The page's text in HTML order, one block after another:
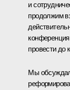
и
продолжим
провести до
Мы